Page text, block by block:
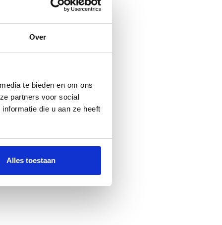
Over
te bieden en om ons
partners voor social
die u aan ze heeft
Alles toestaan